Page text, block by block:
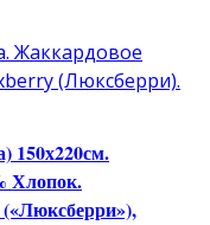
150х220см.
Хлопок.